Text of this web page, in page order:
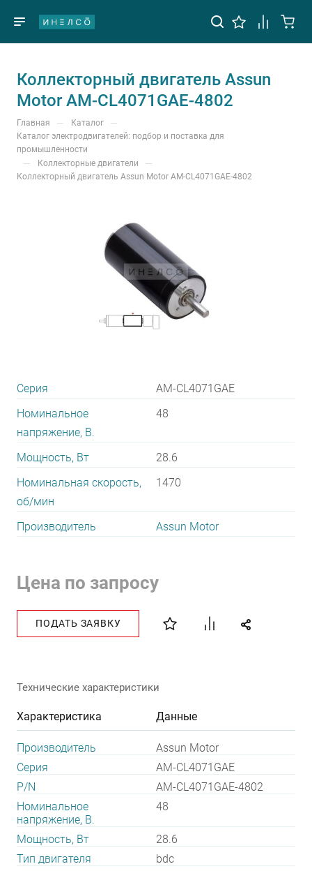
Коллекторный двигатель Assun
Motor AM-CL4071GAE-4802
Главная — Каталог —
Каталог электродвигателей: подбор и поставка для
промышленности
— Коллекторные двигатели —
Коллекторный двигатель Assun Motor AM-CL4071GAE-4802
Серия
AM-CL4071GAE
Номинальное
напряжение, В.
48
Мощность, Вт
28.6
Номинальная скорость,
об/мин
1470
Производитель Assun Motor
Цена по запросу
ПОДАТЬ ЗАЯВКУ
Технические характеристики
Характеристика Данные
Производитель
Assun Motor
Серия
AM-CL4071GAE
P/N
AM-CL4071GAE-4802
Номинальное
напряжение, В.
48
Мощность, Вт
28.6
Тип двигателя
bdc